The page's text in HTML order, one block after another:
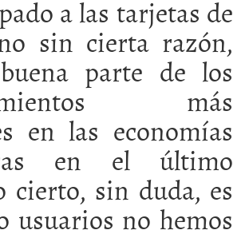
a las tarjetas de
sin cierta razón,
parte de los
más
en las economías
en el último
cierto, sin duda, es
usuarios no hemos